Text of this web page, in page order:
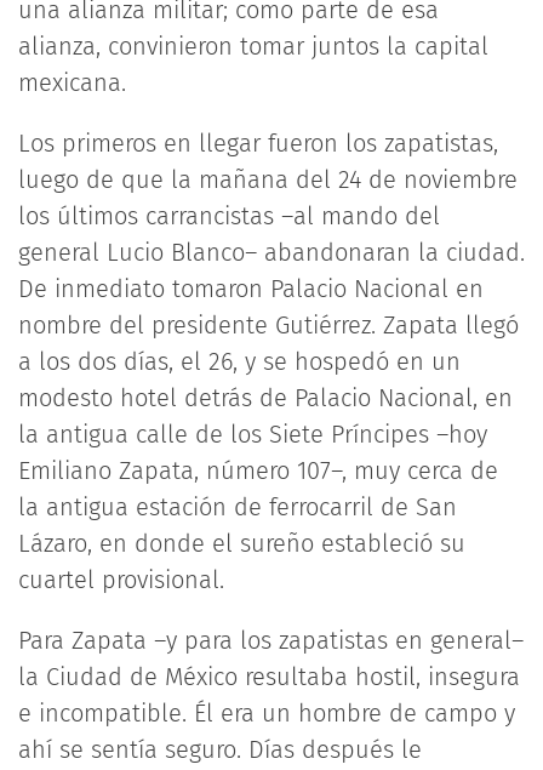
una alianza militar; como parte de esa
alianza, convinieron tomar juntos la capital
mexicana.
Los primeros en llegar fueron los zapatistas,
luego de que la mañana del 24 de noviembre
los últimos carrancistas –al mando del
general Lucio Blanco– abandonaran la ciudad.
De inmediato tomaron Palacio Nacional en
nombre del presidente Gutiérrez. Zapata llegó
a los dos días, el 26, y se hospedó en un
modesto hotel detrás de Palacio Nacional, en
la antigua calle de los Siete Príncipes –hoy
Emiliano Zapata, número 107–, muy cerca de
la antigua estación de ferrocarril de San
Lázaro, en donde el sureño estableció su
cuartel provisional.
Para Zapata –y para los zapatistas en general–
la Ciudad de México resultaba hostil, insegura
e incompatible. Él era un hombre de campo y
ahí se sentía seguro. Días después le